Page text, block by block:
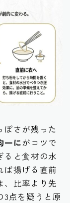
ぽさが残った
一にがコツで
ると食材の水
ば揚げる直前
、比率より先
3点を疑うと原